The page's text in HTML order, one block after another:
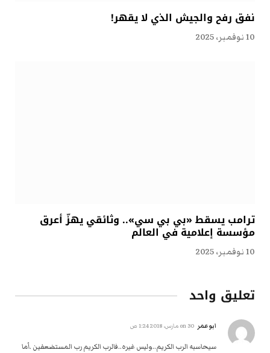
نفق رفح والجيش الذي لا يقهر!
10 نوفمبر، 2025
ترامب يسقط «بي بي سي».. وثائقي يهزّ أعرق
مؤسسة إعلامية في العالم
10 نوفمبر، 2025
تعليق واحد
ابوعمر 30 مارس، 2018 1:24 ص
سيحاسبه الرب الكريم..وليس غيره..فالرب الكريم رب المستضعفين .أما